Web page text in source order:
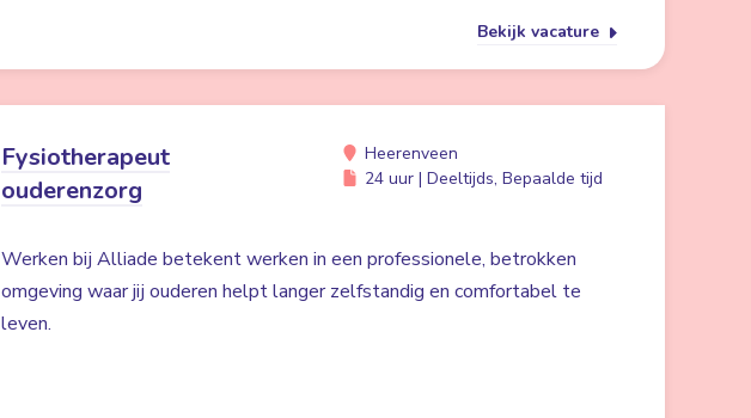
Bekijk vacature
Fysiotherapeut
ouderenzorg
Heerenveen
24 uur | Deeltijds, Bepaalde tijd
Werken bij Alliade betekent werken in een professionele, betrokken
omgeving waar jij ouderen helpt langer zelfstandig en comfortabel te
leven.